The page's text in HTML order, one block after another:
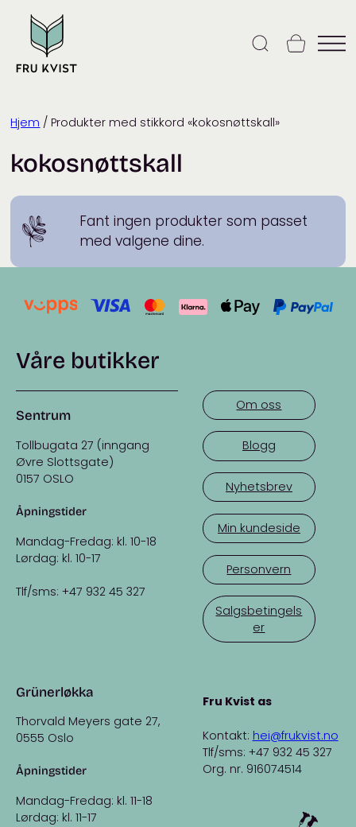
content
Hjem / Produkter med stikkord «kokosnøttskall»
kokosnøttskall
Fant ingen produkter som passet
med valgene dine.
Våre butikker
Sentrum
Tollbugata 27 (inngang
Øvre Slottsgate)
0157 OSLO
Åpningstider
Mandag-Fredag: kl. 10-18
Lørdag: kl. 10-17
Tlf/sms: +47 932 45 327
Grünerløkka
Thorvald Meyers gate 27,
0555 Oslo
Åpningstider
Mandag-Fredag: kl. 11-18
Lørdag: kl. 11-17
Om oss
Blogg
Nyhetsbrev
Min kundeside
Personvern
Salgsbetingels
er
Fru Kvist as
Kontakt: hei@frukvist.no
Tlf/sms: +47 932 45 327
Org. nr. 916074514